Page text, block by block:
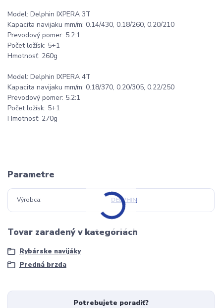
Model: Delphin IXPERA 3T
Kapacita navijaku mm/m: 0.14/430, 0.18/260, 0.20/210
Prevodový pomer: 5.2:1
Počet ložísk: 5+1
Hmotnosť: 260g
Model: Delphin IXPERA 4T
Kapacita navijaku mm/m: 0.18/370, 0.20/305, 0.22/250
Prevodový pomer: 5.2:1
Počet ložísk: 5+1
Hmotnosť: 270g
Parametre
Výrobca DELPHIN
Tovar zaradený v kategóriách
Rybárske navijáky
Predná brzda
Potrebujete poradiť?